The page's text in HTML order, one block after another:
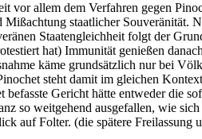
vor allem dem Verfahren gegen
staatlicher
Staatengleichheit folgt der
hat) Immunität genießen
käme grundsätzlich nur bei
steht damit im gleichen
Gericht hätte entweder die
so weitgehend ausgefallen, wie
auf Folter. (die spätere